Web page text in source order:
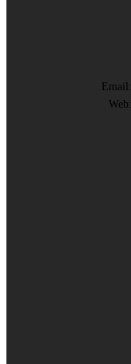
Email:
Web: